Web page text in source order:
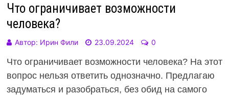
Что ограничивает возможности
человека?
Автор: Ирин Фили 23.09.2024 0
Что ограничивает возможности человека? На этот
вопрос нельзя ответить однозначно. Предлагаю
задуматься и разобраться, без обид на самого